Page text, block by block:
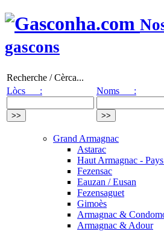
gascons
Recherche / Cèrca...
Lòcs :
Noms :
Grand Armagnac
Astarac
Haut Armagnac -
Fezensac
Eauzan / Eusan
Fezensaguet
Gimoès
Armagnac &
Armagnac & Adour